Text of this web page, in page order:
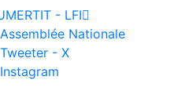
- LFI
Assemblée Nationale
Tweeter - X
Instagram